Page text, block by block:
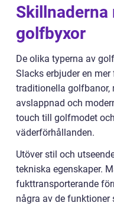
Skillnaderna
golfbyxor
De olika typerna av
Slacks erbjuder en
traditionella golfbanor,
avslappnad och
touch till golfmodet
väderförhållanden.
Utöver stil och
tekniska egenskaper.
fukttransporterande
några av de funktioner